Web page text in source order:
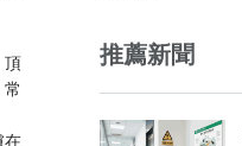
頂
在
推薦新聞